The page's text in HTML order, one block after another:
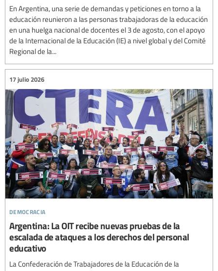
En Argentina, una serie de demandas y peticiones en torno a la
educación reunieron a las personas trabajadoras de la educación
en una huelga nacional de docentes el 3 de agosto, con el apoyo
de la Internacional de la Educación (IE) a nivel global y del Comité
Regional de la...
democracia
17 julio 2026
Argentina: La OIT recibe nuevas pruebas de la
escalada de ataques a los derechos del personal
educativo
La Confederación de Trabajadores de la Educación de la